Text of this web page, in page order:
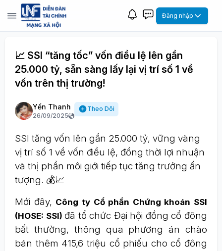
Đăng nhập
📈 SSI “tăng tốc” vốn điều lệ lên gần
25.000 tỷ, sẵn sàng lấy lại vị trí số 1 về
vốn trên thị trường!
Yến Thanh
26/09/2025
Theo Dõi
SSI tăng vốn lên gần 25.000 tỷ, vững vàng
vị trí số 1 về vốn điều lệ, đồng thời lợi nhuận
và thị phần môi giới tiếp tục tăng trưởng ấn
tượng. 💰📈
Mới đây, Công ty Cổ phần Chứng khoán SSI
(HOSE: SSI) đã tổ chức Đại hội đồng cổ đông
bất thường, thông qua phương án chào
bán thêm 415,6 triệu cổ phiếu cho cổ đông